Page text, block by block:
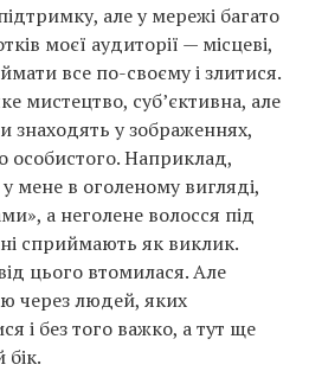
але у мережі багато
моєї аудиторії — місцеві,
все по-своєму і злитися.
мистецтво, суб’єктивна, але
знаходять у зображеннях,
особистого. Наприклад,
у мене в оголеному вигляді,
а неголене волосся під
сприймають як виклик.
цього втомилася. Але
через людей, яких
і без того важко, а тут ще
бік.